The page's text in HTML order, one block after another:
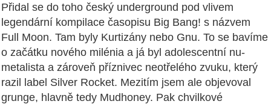
Přidal se do toho český underground pod vlivem
legendární kompilace časopisu Big Bang! s názvem
Full Moon. Tam byly Kurtizány nebo Gnu. To se bavíme
o začátku nového milénia a já byl adolescentní nu-
metalista a zároveň příznivec neotřelého zvuku, který
razil label Silver Rocket. Mezitím jsem ale objevoval
grunge, hlavně tedy Mudhoney. Pak chvilkové